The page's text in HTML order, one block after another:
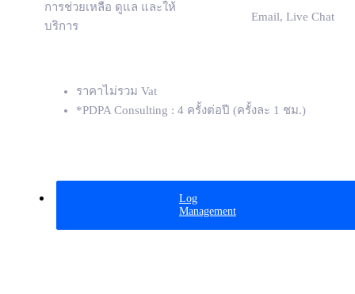
การช่วยเหลือ ดูแล และให้
บริการ
Email, Live Chat
ราคาไม่รวม Vat
*PDPA Consulting : 4 ครั้งต่อปี (ครั้งละ 1 ชม.)
Log
Management